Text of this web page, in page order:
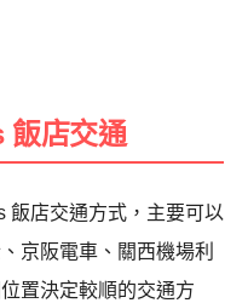
飯店交通
飯店交通方式，主要可以
京阪電車、關西機場利
置決定較順的交通方